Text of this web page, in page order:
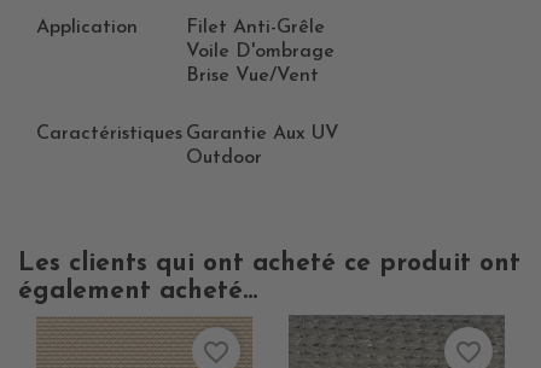
Application
Filet Anti-Grêle
Voile D'ombrage
Brise Vue/vent
Caractéristiques Garantie Aux UV
Outdoor
Les clients qui ont acheté ce produit ont
également acheté...
favorite_border favorite_border